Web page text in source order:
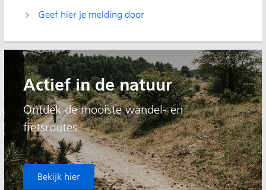
Geef hier je melding door
Actief in de natuur
Ontdek de mooiste wandel- en
fietsroutes.
Bekijk hier